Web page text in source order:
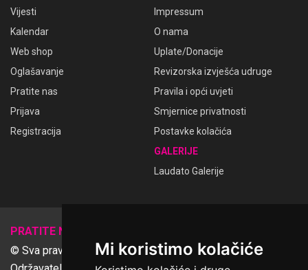
Mi koristimo kolačiće
Vijesti
Kalendar
Web shop
Oglašavanje
Pratite nas
Prijava
Registracija
Impressum
O nama
Uplate/Donacije
Revizorska izvješća udruge
Pravila i opći uvjeti
Smjernice privatnosti
Postavke kolačića
GALERIJE
Laudato Galerije
PRATITE NAS
© Sva prava pridržana Udruga Ime dobrote